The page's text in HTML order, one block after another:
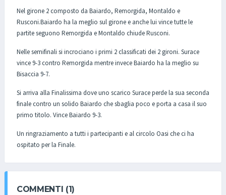
Nel girone 2 composto da Baiardo, Remorgida, Montaldo e
Rusconi.Baiardo ha la meglio sul girone e anche lui vince tutte le
partite seguono Remorgida e Montaldo chiude Rusconi.
Nelle semifinali si incrociano i primi 2 classificati dei 2 gironi. Surace
vince 9-3 contro Remorgida mentre invece Baiardo ha la meglio su
Bisaccia 9-7.
Si arriva alla Finalissima dove uno scarico Surace perde la sua seconda
finale contro un solido Baiardo che sbaglia poco e porta a casa il suo
primo titolo. Vince Baiardo 9-3.
Un ringraziamento a tutti i partecipanti e al circolo Oasi che ci ha
ospitato per la Finale.
COMMENTI (1)